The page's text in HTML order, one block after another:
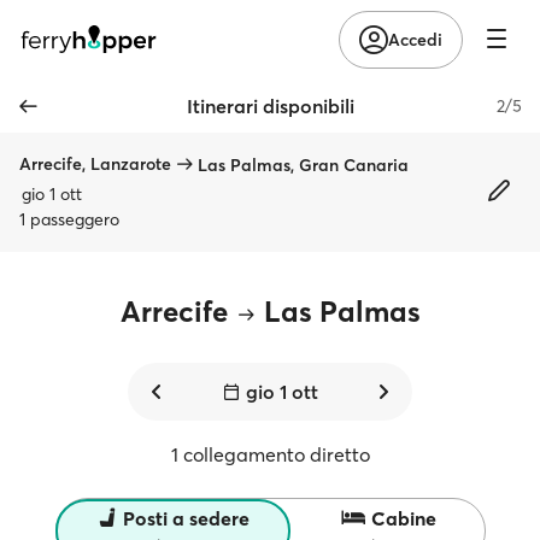
Accedi
Itinerari disponibili 2/5
Arrecife, Lanzarote
Las Palmas, Gran Canaria
gio 1 ott
1 passeggero
Arrecife Las Palmas
gio 1 ott
1 collegamento diretto
Posti a sedere Cabine